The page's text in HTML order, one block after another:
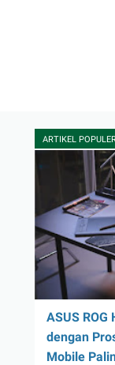
ARTIKEL
ASUS
dengan
Mobile